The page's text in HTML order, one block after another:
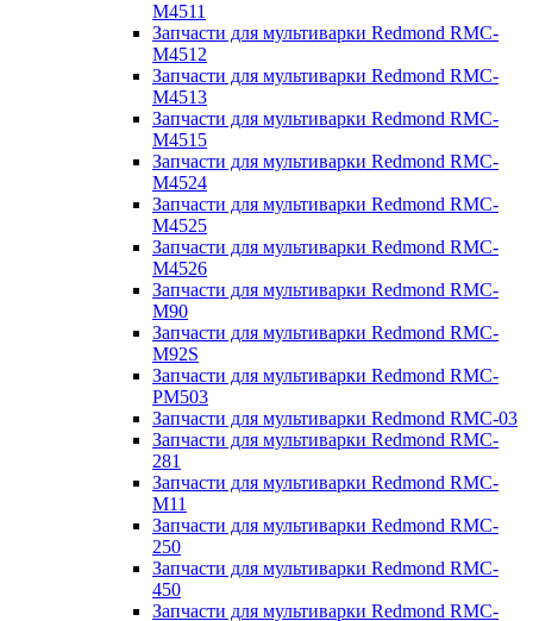
M4511
Запчасти для мультиварки Redmond RMC-
M4512
Запчасти для мультиварки Redmond RMC-
M4513
Запчасти для мультиварки Redmond RMC-
M4515
Запчасти для мультиварки Redmond RMC-
M4524
Запчасти для мультиварки Redmond RMC-
M4525
Запчасти для мультиварки Redmond RMC-
M4526
Запчасти для мультиварки Redmond RMC-
M90
Запчасти для мультиварки Redmond RMC-
M92S
Запчасти для мультиварки Redmond RMC-
PM503
Запчасти для мультиварки Redmond RMC-03
Запчасти для мультиварки Redmond RMC-
281
Запчасти для мультиварки Redmond RMC-
M11
Запчасти для мультиварки Redmond RMC-
250
Запчасти для мультиварки Redmond RMC-
450
Запчасти для мультиварки Redmond RMC-